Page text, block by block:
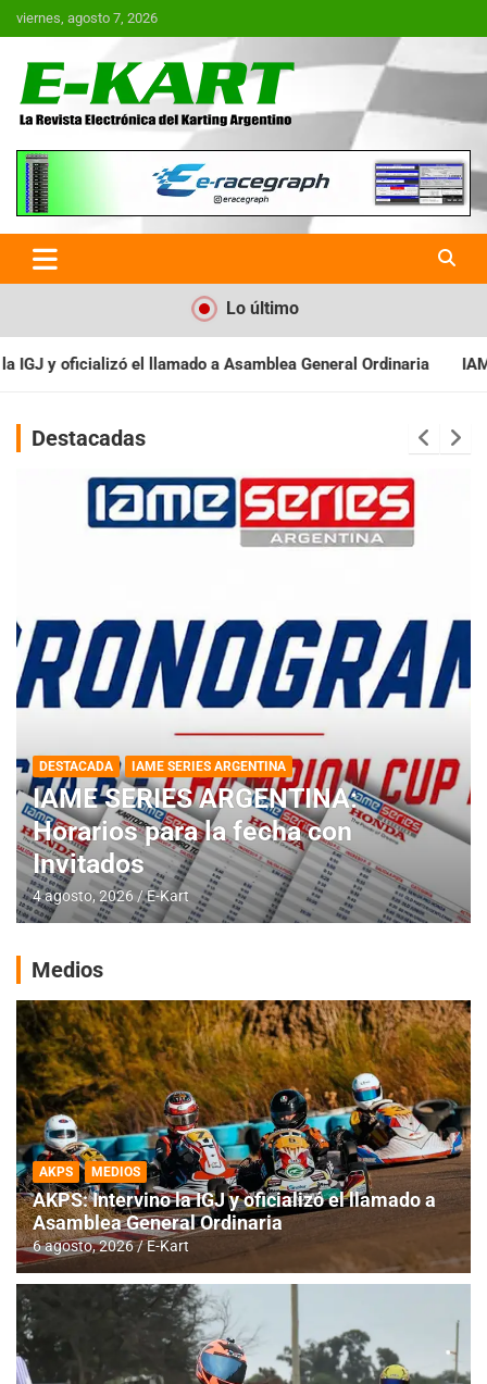
Saltar
al
viernes, agosto 7, 2026
E-Kart.com.ar | La Revista
Electrónica del Karting en
Argentina
Lo último
General Ordinaria IAME SERIES ARGENTINA:
Destacadas
DESTACADA IAME SERIES ARGENTINA
IAME SERIES ARGENTINA:
Horarios para la fecha con
Invitados
4 agosto, 2026 E-Kart
Medios
AKPS MEDIOS
AKPS: Intervino la IGJ y oficializó el llamado a
Asamblea General Ordinaria
6 agosto, 2026 E-Kart